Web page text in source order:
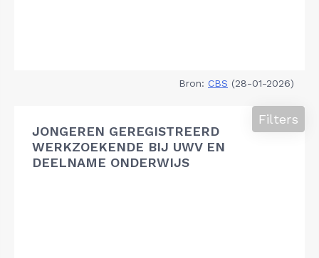
Bron: CBS (28-01-2026)
JONGEREN GEREGISTREERD
WERKZOEKENDE BIJ UWV EN
DEELNAME ONDERWIJS
Filters